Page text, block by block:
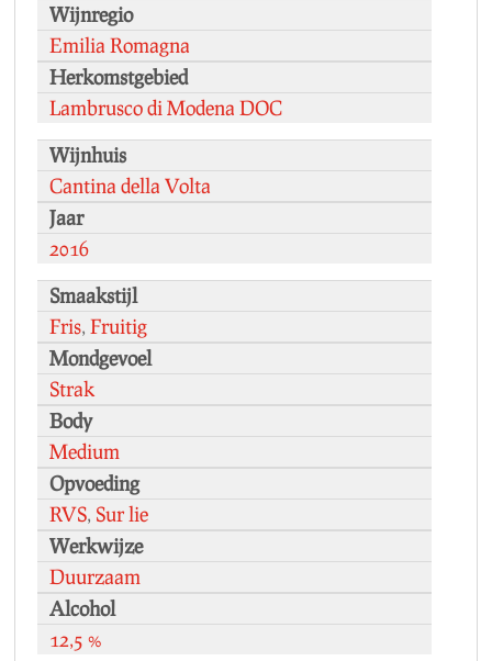
Wijnregio
Emilia Romagna
Herkomstgebied
Lambrusco di Modena DOC
Wijnhuis
Cantina della Volta
Jaar
2016
Smaakstijl
Fris, Fruitig
Mondgevoel
Strak
Body
Medium
Opvoeding
RVS, Sur lie
Werkwijze
Duurzaam
Alcohol
12,5 %